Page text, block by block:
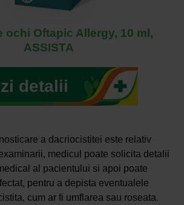
ochi Oftapic Allergy, 10 ml,
ASSISTA
detalii
a dacriocistitei este relativ
medicul poate solicita detalii
al pacientului si apoi poate
pentru a depista eventualele
cum ar fi umflarea sau roseata.